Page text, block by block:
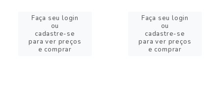
Faça seu login
ou
cadastre-se
para ver preços
e comprar
Faça seu login
ou
cadastre-se
para ver preços
e comprar